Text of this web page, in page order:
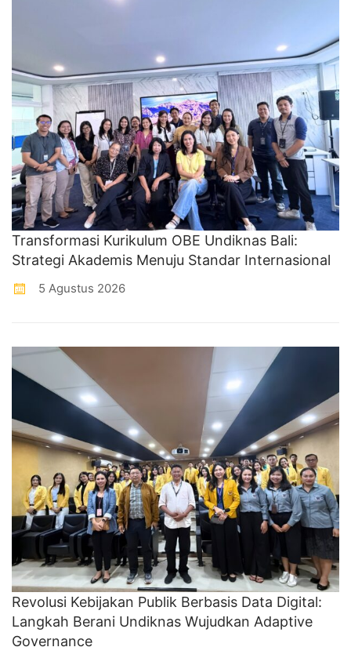
Transformasi Kurikulum OBE Undiknas Bali:
Strategi Akademis Menuju Standar Internasional
5 Agustus 2026
Revolusi Kebijakan Publik Berbasis Data Digital:
Langkah Berani Undiknas Wujudkan Adaptive
Governance